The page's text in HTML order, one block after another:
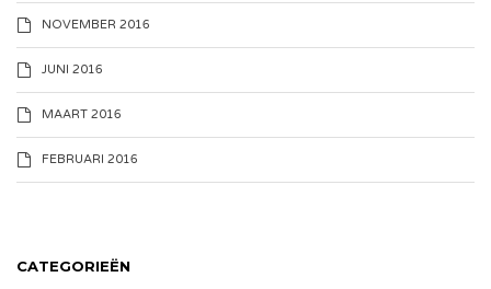
NOVEMBER 2016
JUNI 2016
MAART 2016
FEBRUARI 2016
CATEGORIEËN